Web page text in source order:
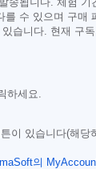
됩니다. 체험
수 있으며 구
습니다. 현재
하세요.
이 있습니다(해
의